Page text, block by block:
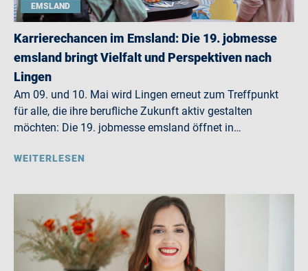
EMSLAND
Karrierechancen im Emsland: Die 19. jobmesse
emsland bringt Vielfalt und Perspektiven nach
Lingen
Am 09. und 10. Mai wird Lingen erneut zum Treffpunkt
für alle, die ihre berufliche Zukunft aktiv gestalten
möchten: Die 19. jobmesse emsland öffnet in…
WEITERLESEN